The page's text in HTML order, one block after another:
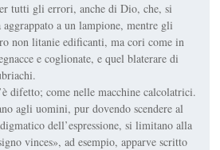
tutti gli errori, anche di Dio, che, si
aggrappato a un lampione, mentre gli
non litanie edificanti, ma cori come in
e coglionate, e quel blaterare di
difetto; come nelle macchine calcolatrici.
agli uomini, pur dovendo scendere al
dell’espressione, si limitano alla
vinces», ad esempio, apparve scritto